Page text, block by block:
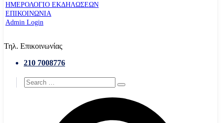
ΗΜΕΡΟΛΟΓΙΟ ΕΚΔΗΛΩΣΕΩΝ
ΕΠΙΚΟΙΝΩΝΙΑ
Admin Login
Τηλ. Επικοινωνίας
210 7008776